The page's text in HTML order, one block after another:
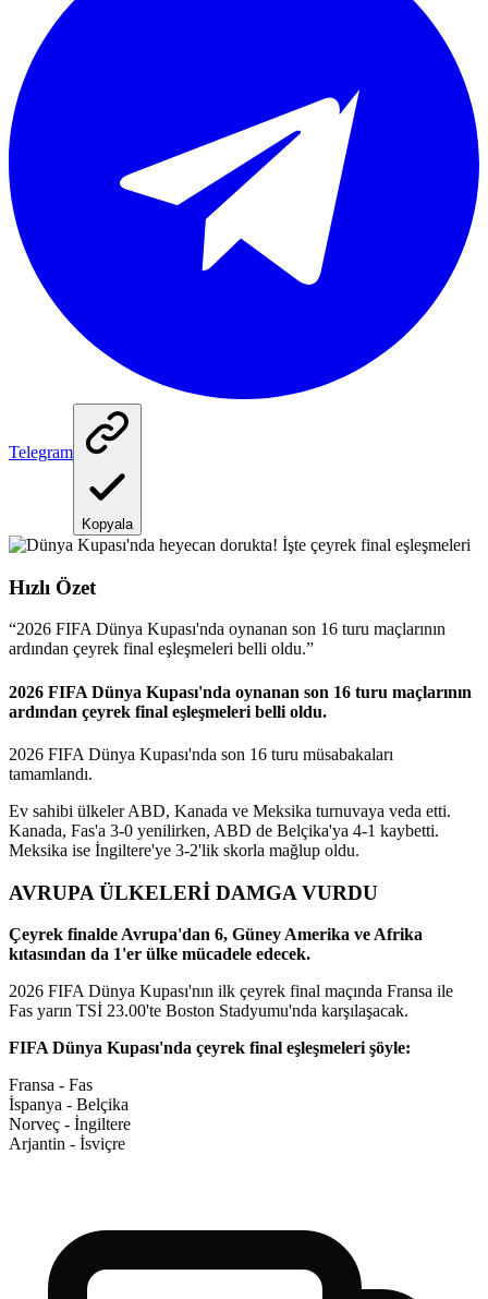
Telegram
Kopyala
Hızlı Özet
“2026 FIFA Dünya Kupası'nda oynanan son 16 turu maçlarının
ardından çeyrek final eşleşmeleri belli oldu.”
2026 FIFA Dünya Kupası'nda oynanan son 16 turu maçlarının
ardından çeyrek final eşleşmeleri belli oldu.
2026 FIFA Dünya Kupası'nda son 16 turu müsabakaları
tamamlandı.
Ev sahibi ülkeler ABD, Kanada ve Meksika turnuvaya veda etti.
Kanada, Fas'a 3-0 yenilirken, ABD de Belçika'ya 4-1 kaybetti.
Meksika ise İngiltere'ye 3-2'lik skorla mağlup oldu.
AVRUPA ÜLKELERİ DAMGA VURDU
Çeyrek finalde Avrupa'dan 6, Güney Amerika ve Afrika
kıtasından da 1'er ülke mücadele edecek.
2026 FIFA Dünya Kupası'nın ilk çeyrek final maçında Fransa ile
Fas yarın TSİ 23.00'te Boston Stadyumu'nda karşılaşacak.
FIFA Dünya Kupası'nda çeyrek final eşleşmeleri şöyle:
Fransa - Fas
İspanya - Belçika
Norveç - İngiltere
Arjantin - İsviçre